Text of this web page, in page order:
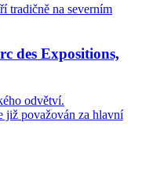
tradičně na severním
des Expositions,
odvětví.
již považován za hlavní